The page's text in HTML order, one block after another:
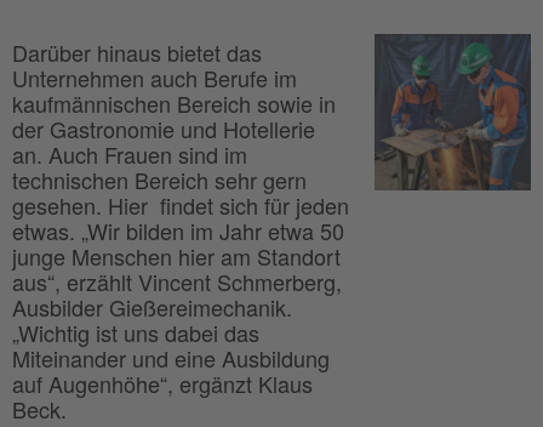
Darüber hinaus bietet das
Unternehmen auch Berufe im
kaufmännischen Bereich sowie in
der Gastronomie und Hotellerie
an. Auch Frauen sind im
technischen Bereich sehr gern
gesehen. Hier findet sich für jeden
etwas. „Wir bilden im Jahr etwa 50
junge Menschen hier am Standort
aus“, erzählt Vincent Schmerberg,
Ausbilder Gießereimechanik.
„Wichtig ist uns dabei das
Miteinander und eine Ausbildung
auf Augenhöhe“, ergänzt Klaus
Beck.